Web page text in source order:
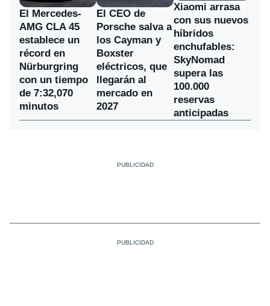
El Mercedes-
AMG CLA 45
establece un
récord en
Nürburgring
con un tiempo
de 7:32,070
minutos
El CEO de
Porsche salva a
los Cayman y
Boxster
eléctricos, que
llegarán al
mercado en
2027
Xiaomi arrasa
con sus nuevos
híbridos
enchufables:
SkyNomad
supera las
100.000
reservas
anticipadas